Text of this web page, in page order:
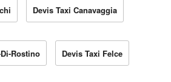
Devis Taxi Canavaggia
Rostino Devis Taxi Felce